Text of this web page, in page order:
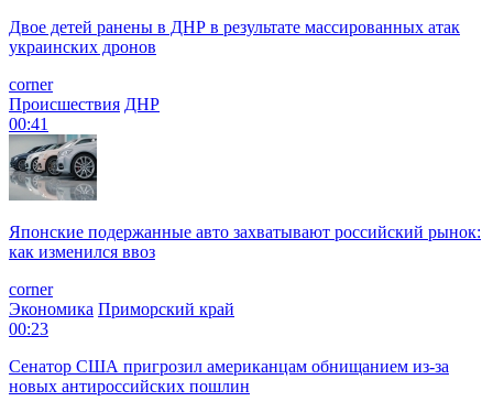
Двое детей ранены в ДНР в результате массированных атак
украинских дронов
corner
Происшествия ДНР
00:41
Японские подержанные авто захватывают российский рынок:
как изменился ввоз
corner
Экономика Приморский край
00:23
Сенатор США пригрозил американцам обнищанием из-за
новых антироссийских пошлин